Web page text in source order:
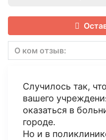
О ком отзыв:
Случилось так,
вашего
оказаться в
городе.
Но и в